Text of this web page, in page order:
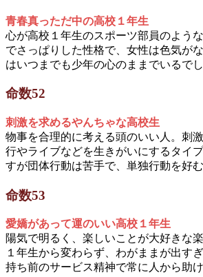
青春真っただ中の高校１年生
心が高校１年生のスポーツ部員のよう
でさっぱりした性格で、女性は色気が
はいつまでも少年の心のままでいるでし
命数52
刺激を求めるやんちゃな高校生
物事を合理的に考える頭のいい人。刺
行やライブなどを生きがいにするタイ
すが団体行動は苦手で、単独行動を好む
命数53
愛嬌があって運のいい高校１年生
陽気で明るく、楽しいことが大好きな
１年生から変わらず、わがままが出す
持ち前のサービス精神で常に人から助